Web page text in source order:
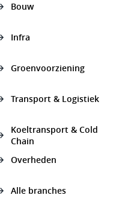
Bouw
Infra
Groenvoorziening
Transport & Logistiek
Koeltransport & Cold
Chain
Overheden
Alle branches